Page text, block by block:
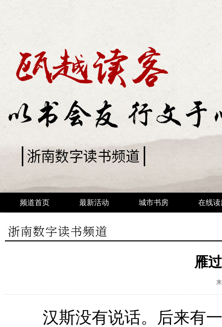
频道首页 最新活动 城市书房 在线读
雁
汉斯没有说话。后来有一